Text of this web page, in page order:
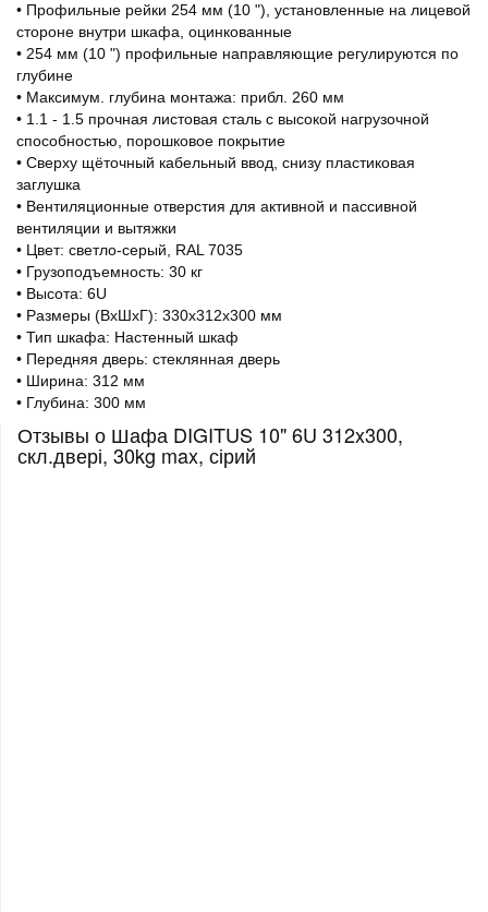
• Профильные рейки 254 мм (10 "), установленные на лицевой
стороне внутри шкафа, оцинкованные
• 254 мм (10 ") профильные направляющие регулируются по
глубине
• Максимум. глубина монтажа: прибл. 260 мм
• 1.1 - 1.5 прочная листовая сталь с высокой нагрузочной
способностью, порошковое покрытие
• Сверху щёточный кабельный ввод, снизу пластиковая
заглушка
• Вентиляционные отверстия для активной и пассивной
вентиляции и вытяжки
• Цвет: светло-серый, RAL 7035
• Грузоподъемность: 30 кг
• Высота: 6U
• Размеры (ВхШхГ): 330х312х300 мм
• Тип шкафа: Настенный шкаф
• Передняя дверь: стеклянная дверь
• Ширина: 312 мм
• Глубина: 300 мм
Отзывы о Шафа DIGITUS 10" 6U 312x300,
скл.двері, 30kg max, сірий